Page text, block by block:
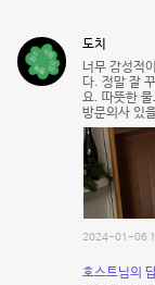
도치
너무 감성적
다. 정말 잘
요. 따뜻한
방문의사 있
2024-01-06
호스트님의